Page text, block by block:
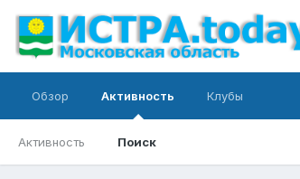
Обзор Активность
Активность Поиск
Клубы